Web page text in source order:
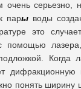
серьезно,
пары воды
это
помощью
Когда
дифракционную
понять